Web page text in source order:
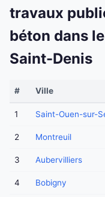
travaux
béton dans
Saint-Denis
# Ville
1 Saint-Ouen-sur-
2 Montreuil
3 Aubervilliers
4 Bobigny